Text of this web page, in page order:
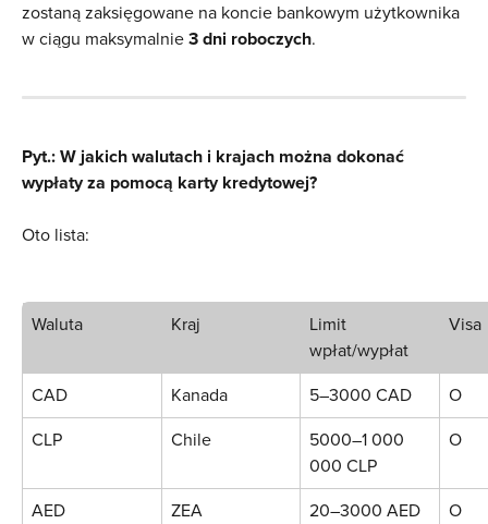
zostaną zaksięgowane na koncie bankowym użytkownika
w ciągu maksymalnie 3 dni roboczych.
Pyt.: W jakich walutach i krajach można dokonać
wypłaty za pomocą karty kredytowej?
Oto lista:
Waluta Kraj
Limit
wpłat/wypłat
Visa
CAD Kanada 5–3000 CAD O
CLP Chile
5000–1 000
000 CLP
O
AED ZEA 20–3000 AED O